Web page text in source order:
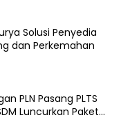
Solusi Penyedia
dan Perkemahan
PLN Pasang PLTS
Luncurkan Paket